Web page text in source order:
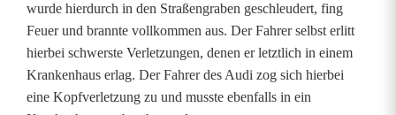
a
h
r
wurde hierdurch in den Straßengraben geschleudert, fing
Feuer und brannte vollkommen aus. Der Fahrer selbst erlitt
hierbei schwerste Verletzungen, denen er letztlich in einem
Krankenhaus erlag. Der Fahrer des Audi zog sich hierbei
eine Kopfverletzung zu und musste ebenfalls in ein